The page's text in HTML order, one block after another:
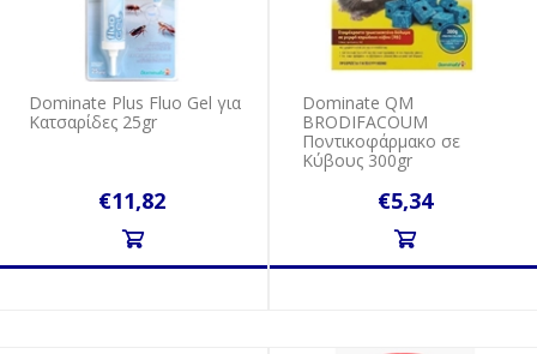
Dominate Plus Fluo Gel για
Κατσαρίδες 25gr
€11,82
Dominate QM
BRODIFACOUM
Ποντικοφάρμακο σε
Κύβους 300gr
€5,34